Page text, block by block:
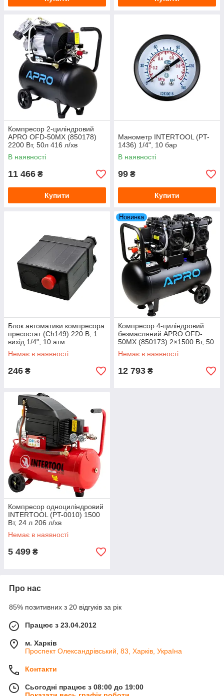
Компресор 2-циліндровий
APRO OFD-50MX (850178)
2200 Вт, 50л 416 л/хв
В наявності
11 466 ₴
Купити
Манометр INTERTOOL (PT-
1436) 1/4", 10 бар
В наявності
99 ₴
Купити
Блок автоматики компресора
пресостат (Ch149) 220 В, 1
вихід 1/4", 10 атм
Немає в наявності
246 ₴
Новинка
Компресор 4-циліндровий
безмасляний APRO OFD-
50MX (850173) 2×1500 Вт, 50
л 475 л/хв
Немає в наявності
12 793 ₴
Компресор одноциліндровий
INTERTOOL (PT-0010) 1500
Вт, 24 л 206 л/хв
Немає в наявності
5 499 ₴
Про нас
85% позитивних з 20 відгуків за рік
Працює з 23.04.2012
м. Харків
Проспект Олександрівський, 83, Харків, Україна
Контакти
Сьогодні працює з 08:00 до 19:00